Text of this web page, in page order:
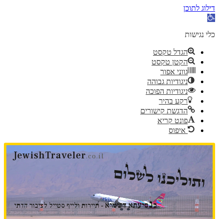
דילוג לתוכן
פתח
נגישות
כלי נגישות
הגדל טקסט
הקטן טקסט
גווני אפור
ניגודיות גבוהה
ניגודיות הפוכה
רקע בהיר
הדגשת קישורים
פונט קריא
איפוס
דלג
JewishTraveler.co.il
ותוליכנו לשלום
בנסיעתא דשמיא- תיירות ולייף סטייל לציבור הדתי